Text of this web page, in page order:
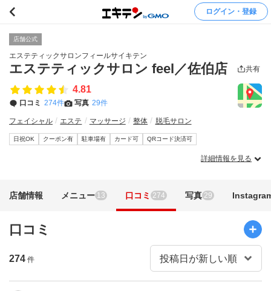
ログイン・登録
店舗公式
エステティックサロンフィールサイキテン
エステティックサロン feel／佐伯店 共有
4.81
口コミ 274件 写真 29件
フェイシャル エステ マッサージ 整体 脱毛サロン
日祝OK クーポン有 駐車場有 カード可 QRコード決済可
詳細情報を見る
店舗情報 メニュー 13 口コミ 274 写真 29
口コミ
274 件